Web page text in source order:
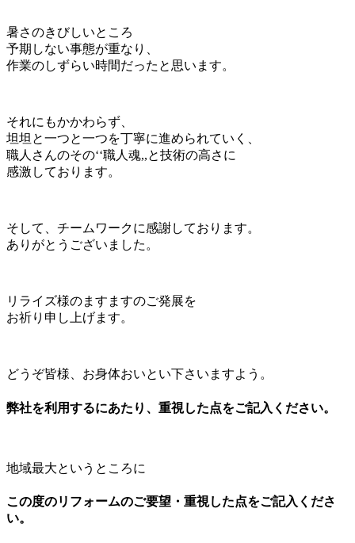
暑さのきびしいところ
予期しない事態が重なり、
作業のしずらい時間だったと思います。
それにもかかわらず、
坦坦と一つと一つを丁寧に進められていく、
職人さんのその‘‘職人魂,,と技術の高さに
感激しております。
そして、チームワークに感謝しております。
ありがとうございました。
リライズ様のますますのご発展を
お祈り申し上げます。
どうぞ皆様、お身体おいとい下さいますよう。
弊社を利用するにあたり、重視した点をご記入ください。
地域最大というところに
この度のリフォームのご要望・重視した点をご記入くださ
い。